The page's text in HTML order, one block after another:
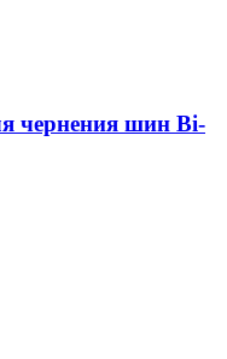
чернения шин Bi-